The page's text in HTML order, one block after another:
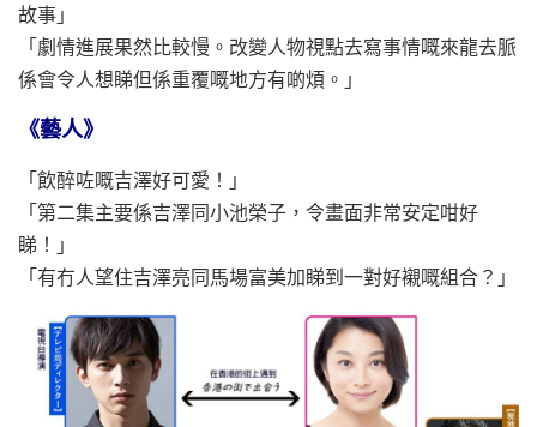
故事」
「劇情進展果然比較慢。改變人物視點去寫事情嘅來龍去脈
係會令人想睇但係重覆嘅地方有啲煩。」
《藝人》
「飲醉咗嘅吉澤好可愛！」
「第二集主要係吉澤同小池榮子，令畫面非常安定咁好
睇！」
「有冇人望住吉澤亮同馬場富美加睇到一對好襯嘅組合？」